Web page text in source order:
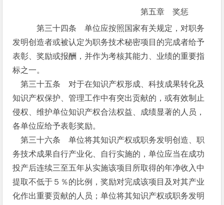
第五章 奖惩
第三十四条 单位应按照国家有关规定，对职务
发明创造者或被认定为职务技术秘密项目的完成者给予
表彰、奖励或报酬，并作为考核其能力、业绩的重要指
标之一。
第三十五条 对于在知识产权形成、科技成果转化及
知识产权保护、管理工作中有突出贡献的，或有效制止
侵权、维护单位知识产权合法权益、成绩显著的人员，
各单位应给予表彰奖励。
第三十六条 单位将其知识产权或职务发明创造、职
务技术成果自行产业化、自行实施的，单位应当在成功
投产后连续三至五年从实施该项目所取得的年净收入中
提取不低于５％的比例，奖励对完成该项目及对其产业
化作出重要贡献的人员；单位将其知识产权或职务发明